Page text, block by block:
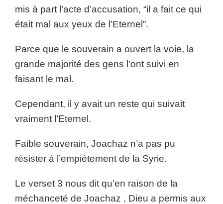
mis à part l’acte d’accusation, “il a fait ce qui
était mal aux yeux de l’Eternel”.
Parce que le souverain a ouvert la voie, la
grande majorité des gens l’ont suivi en
faisant le mal.
Cependant, il y avait un reste qui suivait
vraiment l’Eternel.
Faible souverain, Joachaz n’a pas pu
résister à l’empiètement de la Syrie.
Le verset 3 nous dit qu’en raison de la
méchanceté de Joachaz , Dieu a permis aux